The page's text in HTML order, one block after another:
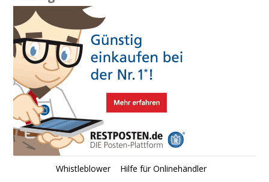
Whistleblower
Hilfe für Onlinehändler